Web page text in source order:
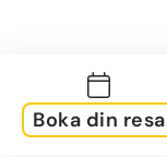
Boka din resa